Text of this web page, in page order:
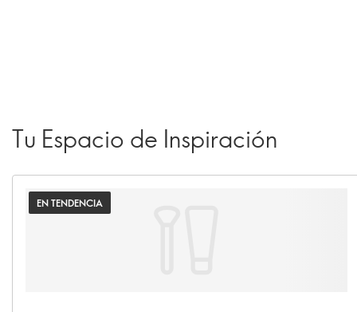
Tu Espacio de Inspiración
EN TENDENCIA